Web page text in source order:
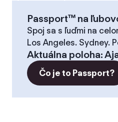
Passport™ na
Spoj sa s ľuďmi na
Los Angeles. Sydney.
Aktuálna poloha:
Čo je to Passport?